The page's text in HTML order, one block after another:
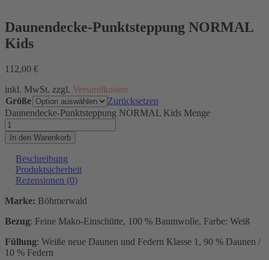
Daunendecke-Punktsteppung NORMAL
Kids
112,00 €
inkl. MwSt. zzgl. Versandkosten
Größe
Zurücksetzen
Daunendecke-Punktsteppung NORMAL Kids Menge
In den Warenkorb
Beschreibung
Produktsicherheit
Rezensionen (0)
Marke: Böhmerwald
Bezug: Feine Mako-Einschütte, 100 % Baumwolle, Farbe: Weiß
Füllung: Weiße neue Daunen und Federn Klasse 1, 90 % Daunen /
10 % Federn